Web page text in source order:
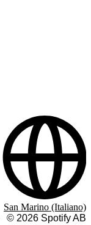
© 2026 Spotify AB
San Marino (Italiano)